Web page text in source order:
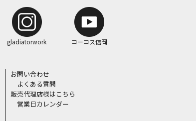
gladiatorwork コーコス信岡
お問い合わせ
よくある質問
販売代理店様はこちら
営業日カレンダー